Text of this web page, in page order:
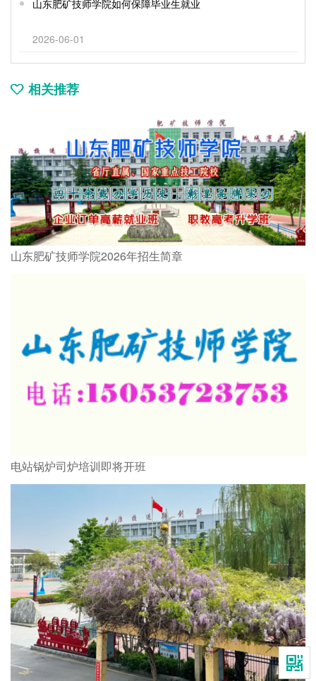
山东肥矿技师学院如何保障毕业生就业
2026-06-01
相关推荐
山东肥矿技师学院2026年招生简章
电站锅炉司炉培训即将开班